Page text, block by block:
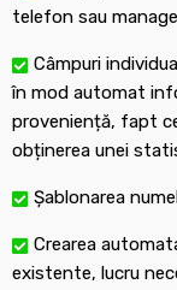
telefon sau
Câmpuri
în mod automat
proveniență, fapt
obținerea unei
Șablonarea
Crearea
existente, lucru